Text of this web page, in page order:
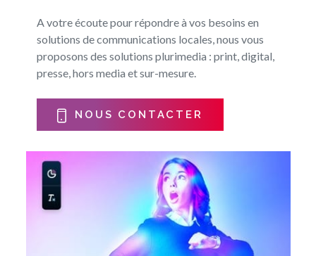
A votre écoute pour répondre à vos besoins en
solutions de communications locales, nous vous
proposons des solutions plurimedia : print, digital,
presse, hors media et sur-mesure.
NOUS CONTACTER